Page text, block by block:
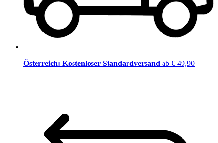
Österreich: Kostenloser Standardversand ab € 49,90